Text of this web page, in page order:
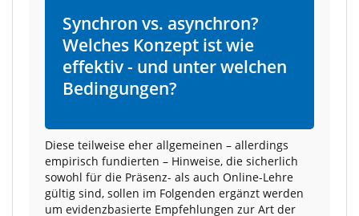
Synchron vs. asynchron?
Welches Konzept ist wie
effektiv - und unter welchen
Bedingungen?
Diese teilweise eher allgemeinen – allerdings
empirisch fundierten – Hinweise, die sicherlich
sowohl für die Präsenz- als auch Online-Lehre
gültig sind, sollen im Folgenden ergänzt werden
um evidenzbasierte Empfehlungen zur Art der